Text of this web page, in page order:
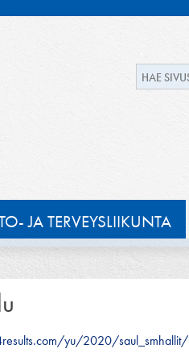
JA TERVEYSLIIKUNTA
yu/2020/saul_smhallit/